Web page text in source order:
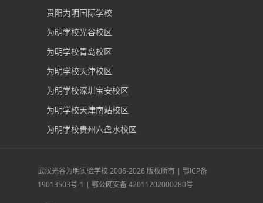
贵阳为明国际学校
为明学校光谷校区
为明学校青岛校区
为明学校天津校区
为明学校深圳宝安校区
为明学校天津南站校区
为明学校贵州六盘水校区
武汉光谷为明实验学校2006-2026 版权所有 | 鄂ICP备
19013503号-1 | 鄂公网安备 42011202000280号